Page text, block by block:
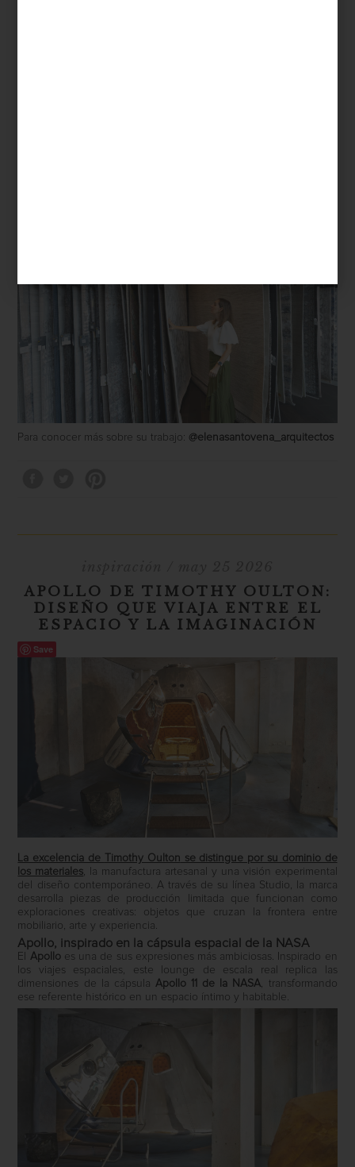
Para conocer más sobre su trabajo: @elenasantovena_arquitectos
APOLLO DE TIMOTHY OULTON:
DISEÑO QUE VIAJA ENTRE EL
ESPACIO Y LA IMAGINACIÓN
Save
La excelencia de Timothy Oulton se distingue por su dominio de
los materiales, la manufactura artesanal y una visión experimental
del diseño contemporáneo. A través de su línea Studio, la marca
desarrolla piezas de producción limitada que funcionan como
exploraciones creativas: objetos que cruzan la frontera entre
mobiliario, arte y experiencia.
Apollo, inspirado en la cápsula espacial de la NASA
El Apolloes una de sus expresiones más ambiciosas. Inspirado en
los viajes espaciales, este lounge de escala real replica las
dimensiones de la cápsula Apollo 11 de la NASA, transformando
ese referente histórico en un espacio íntimo y habitable.